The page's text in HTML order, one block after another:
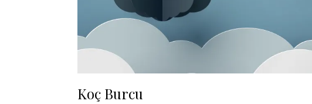
Koç Burcu